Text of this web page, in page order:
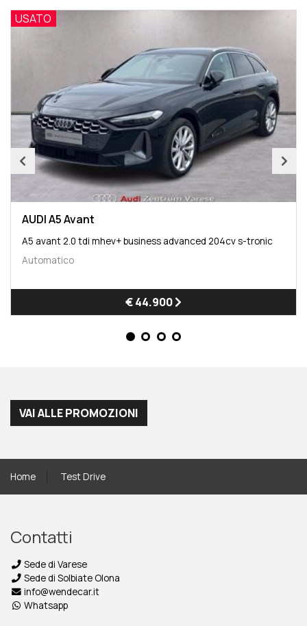
USATO
AUDI A5 Avant
A5 avant 2.0 tdi mhev+ business advanced 204cv s-tronic
Automatico
€ 44.900
VAI ALLE PROMOZIONI
Home Test Drive
Contatti
Sede di Varese
Sede di Solbiate Olona
info@wendecar.it
Whatsapp